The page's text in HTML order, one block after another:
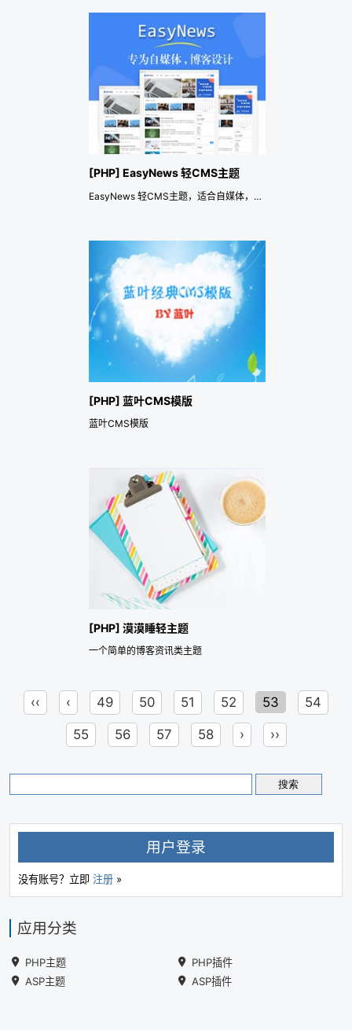
[PHP] EasyNews 轻CMS主题
EasyNews 轻CMS主题，适合自媒体，个人博客
[PHP] 蓝叶CMS模版
蓝叶CMS模版
[PHP] 漠漠睡轻主题
一个简单的博客资讯类主题
‹‹ ‹ 49 50 51 52 53 54
55 56 57 58 › ››
用户登录
没有账号？立即 注册 »
应用分类
PHP主题
PHP插件
ASP主题
ASP插件